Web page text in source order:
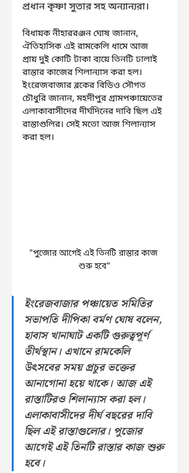
প্রধান কৃষ্ণা সুতার সহ অন্যান্যরা।
বিধায়ক নীহাররঞ্জন ঘোষ জানান,
ঐতিহাসিক এই রামকেলি ধামে আজ
প্রায় দুই কোটি টাকা ব্যয়ে তিনটি ঢালাই
রাস্তার কাজের শিলান্যাস করা হল।
ইংরেজবাজার ব্লকের বিডিও সৌগত
চৌধুরি জানান, মহদীপুর গ্রামপঞ্চায়েতের
এলাকাবাসীদের দীর্ঘদিনের দাবি ছিল এই
রাস্তাগুলির। সেই মতো আজ শিলান্যাস
করা হল।
"পুজোর আগেই এই তিনটি রাস্তার কাজ
শুরু হবে"
ইংরেজবাজার পঞ্চায়েত সমিতির
সভাপতি দীপিকা বর্মণ ঘোষ বলেন,
হাবাস খানাঘাট একটি গুরুত্বপূর্ণ
তীর্থস্থান। এখানে রামকেলি
উৎসবের সময় প্রচুর ভক্তের
আনাগোনা হয়ে থাকে। আজ এই
রাস্তাটিরও শিলান্যাস করা হল।
এলাকাবাসীদের দীর্ঘ বছরের দাবি
ছিল এই রাস্তাগুলোর। পুজোর
আগেই এই তিনটি রাস্তার কাজ শুরু
হবে।